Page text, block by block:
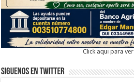
Click aqui para ver
Siguenos en twitter